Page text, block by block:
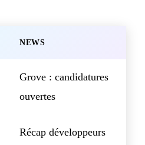
NEWS
Grove : candidatures
ouvertes
Récap développeurs